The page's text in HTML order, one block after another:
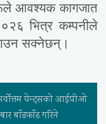
आवश्यक कागजात
भित्र कम्पनीले
सक्नेछन्।
पेन्ट्सको आईपीओ
बाँडफाँड गरिने